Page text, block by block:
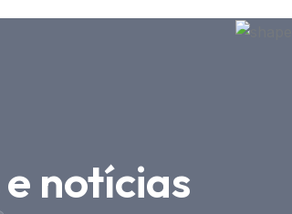
notícias